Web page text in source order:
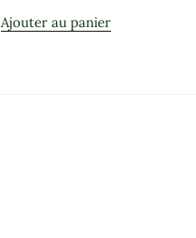
Ajouter au panier